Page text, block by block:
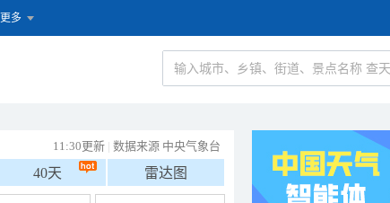
更多
11:30更新 | 数据来源 中央气象台
40天 雷达图